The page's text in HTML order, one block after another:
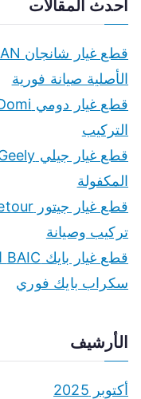
أحدث المقالات
الأصلية صيانة فورية
التركيب
المكفولة
تركيب وصيانة
سكراب بايك فوري
الأرشيف
أكتوبر 2025